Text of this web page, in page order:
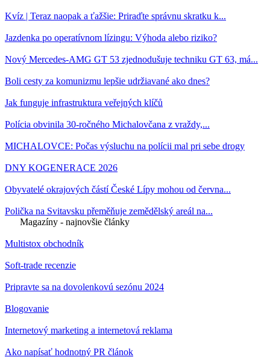
Kvíz | Teraz naopak a ťažšie: Priraďte správnu skratku k...
Jazdenka po operatívnom lízingu: Výhoda alebo riziko?
Nový Mercedes-AMG GT 53 zjednodušuje techniku GT 63, má...
Boli cesty za komunizmu lepšie udržiavané ako dnes?
Jak funguje infrastruktura veřejných klíčů
Polícia obvinila 30-ročného Michalovčana z vraždy,...
MICHALOVCE: Počas výsluchu na polícii mal pri sebe drogy
DNY KOGENERACE 2026
Obyvatelé okrajových částí České Lípy mohou od června...
Polička na Svitavsku přeměňuje zemědělský areál na...
Magazíny - najnovšie články
Multistox obchodník
Soft-trade recenzie
Pripravte sa na dovolenkovú sezónu 2024
Blogovanie
Internetový marketing a internetová reklama
Ako napísať hodnotný PR článok